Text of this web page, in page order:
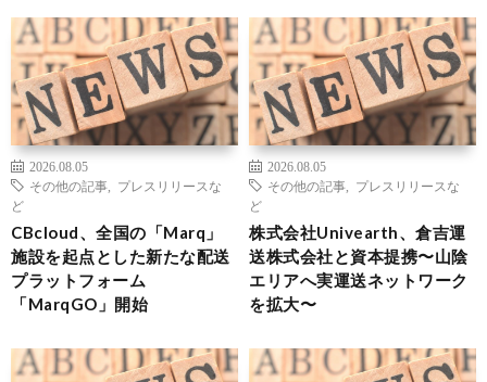
2026.08.05
その他の記事
プレスリリースな
ど
CBcloud、全国の「Marq」
施設を起点とした新たな配送
プラットフォーム
「MarqGO」開始
2026.08.05
その他の記事
プレスリリースな
ど
株式会社Univearth、倉吉運
送株式会社と資本提携〜山陰
エリアへ実運送ネットワーク
を拡大〜